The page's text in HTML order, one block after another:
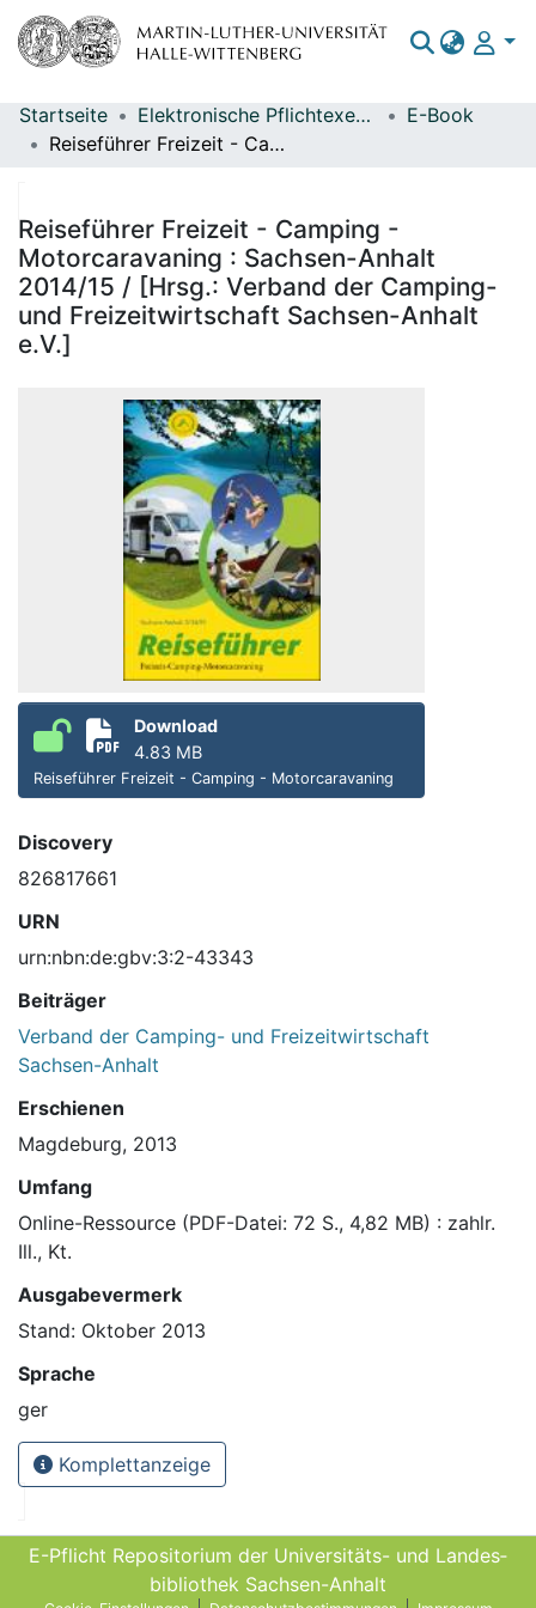
Bereiche & Sammlungen
Statistiken
Startseite Elektronische Pflichtexemplare
E-Book
Reiseführer Freizeit - Camping - Motorcaravaning : Sachsen-Anhalt 2014/15 / [Hrsg.: Verband der Camping- und Freizeitwirtschaft Sachsen-Anhalt e.V.]
Reiseführer Freizeit - Camping -
Motorcaravaning : Sachsen-Anhalt
2014/15 / [Hrsg.: Verband der Camping-
und Freizeitwirtschaft Sachsen-Anhalt
e.V.]
Download
4.83 MB
Reiseführer Freizeit - Camping - Motorcaravaning
Discovery
826817661
URN
urn:nbn:de:gbv:3:2-43343
Beiträger
Verband der Camping- und Freizeitwirtschaft
Sachsen-Anhalt
Erschienen
Magdeburg, 2013
Umfang
Online-Ressource (PDF-Datei: 72 S., 4,82 MB) : zahlr.
Ill., Kt.
Ausgabevermerk
Stand: Oktober 2013
Sprache
ger
Komplettanzeige
E-Pflicht Repositorium der Universitäts- und Landes­
bibliothek Sachsen-Anhalt